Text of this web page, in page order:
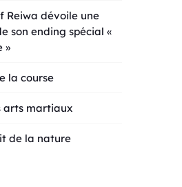
Reiwa dévoile une
son ending spécial «
»
la course
arts martiaux
de la nature